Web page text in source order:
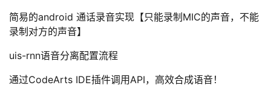
简易的android 通话录音实现【只能录制MIC的声音，不能
录制对方的声音】
uis-rnn语音分离配置流程
通过CodeArts IDE插件调用API，高效合成语音！